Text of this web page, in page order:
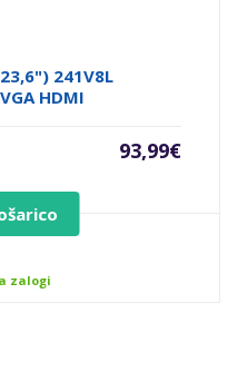
241V8L
HDMI
93,99€
zalogi